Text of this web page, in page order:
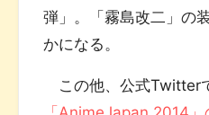
弾」。「霧島改二」の
かになる。
この他、公式Twitter